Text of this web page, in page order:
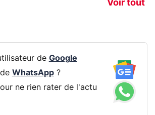
Voir tout
Xbox !
navigation
de Google
WhatsApp?
ne rien rater de l'actu